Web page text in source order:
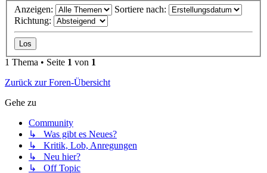
Anzeigen:
Sortiere nach:
Richtung:
1 Thema • Seite 1 von 1
Zurück zur Foren-Übersicht
Gehe zu
Community
↳ Was gibt es Neues?
↳ Kritik, Lob, Anregungen
↳ Neu hier?
↳ Off Topic